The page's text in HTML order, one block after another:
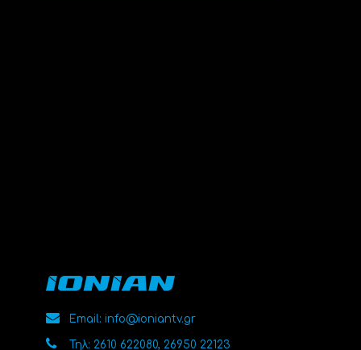
Email: info@ioniantv.gr
Τηλ: 2610 622080, 26950 22123